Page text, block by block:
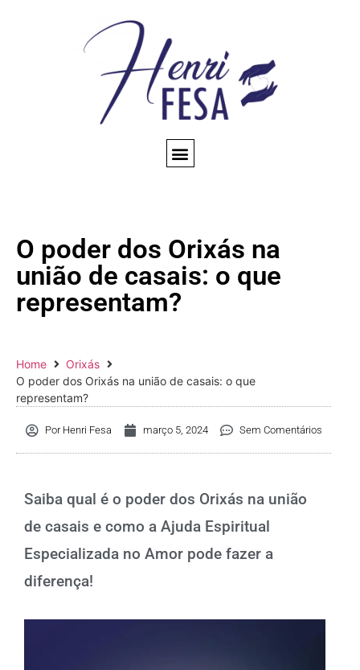
O poder dos Orixás na
união de casais: o que
representam?
Home
Orixás
O poder dos Orixás na união de casais: o que
representam?
PorHenri Fesa março 5, 2024 Sem Comentários
Saiba qual é o poder dos Orixás na união
de casais e como a Ajuda Espiritual
Especializada no Amor pode fazer a
diferença!